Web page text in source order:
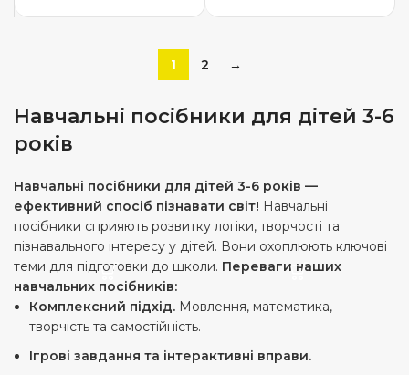
1 2 →
Навчальні посібники для дітей 3-6
років
Навчальні посібники для дітей 3-6 років —
ефективний спосіб пізнавати світ! Навчальні
посібники сприяють розвитку логіки, творчості та
пізнавального інтересу у дітей. Вони охоплюють ключові
теми для підготовки до школи. Переваги наших
навчальних посібників:
Комплексний підхід. Мовлення, математика,
творчість та самостійність.
Ігрові завдання та інтерактивні вправи.